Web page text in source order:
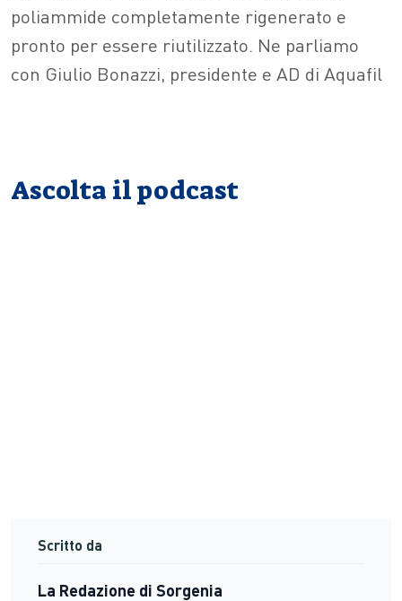
poliammide completamente rigenerato e
pronto per essere riutilizzato. Ne parliamo
con Giulio Bonazzi, presidente e AD di Aquafil
Ascolta il podcast
Scritto da
La Redazione di Sorgenia